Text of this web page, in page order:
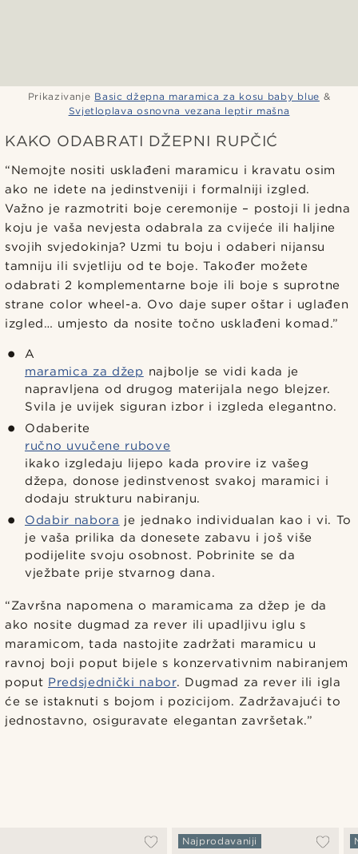
Prikazivanje Basic džepna maramica za kosu baby blue &
Svjetloplava osnovna vezana leptir mašna
KAKO ODABRATI DŽEPNI RUPČIĆ
“Nemojte nositi usklađeni maramicu i kravatu osim
ako ne idete na jedinstveniji i formalniji izgled.
Važno je razmotriti boje ceremonije – postoji li jedna
koju je vaša nevjesta odabrala za cvijeće ili haljine
svojih svjedokinja? Uzmi tu boju i odaberi nijansu
tamniju ili svjetliju od te boje. Također možete
odabrati 2 komplementarne boje ili boje s suprotne
strane color wheel-a. Ovo daje super oštar i uglađen
izgled… umjesto da nosite točno usklađeni komad.”
A
maramica za džep najbolje se vidi kada je
napravljena od drugog materijala nego blejzer.
Svila je uvijek siguran izbor i izgleda elegantno.
Odaberite
ručno uvučene rubove
ikako izgledaju lijepo kada provire iz vašeg
džepa, donose jedinstvenost svakoj maramici i
dodaju strukturu nabiranju.
Odabir nabora je jednako individualan kao i vi. To
je vaša prilika da donesete zabavu i još više
podijelite svoju osobnost. Pobrinite se da
vježbate prije stvarnog dana.
“Završna napomena o maramicama za džep je da
ako nosite dugmad za rever ili upadljivu iglu s
maramicom, tada nastojite zadržati maramicu u
ravnoj boji poput bijele s konzervativnim nabiranjem
poput Predsjednički nabor. Dugmad za rever ili igla
će se istaknuti s bojom i pozicijom. Zadržavajući to
jednostavno, osiguravate elegantan završetak.”
Najprodavaniji